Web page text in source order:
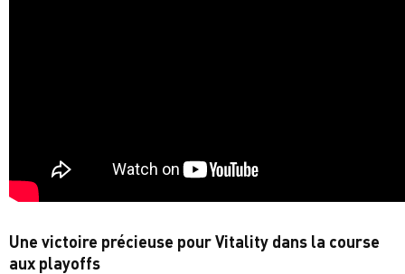
Une victoire précieuse pour Vitality dans la course
aux playoffs